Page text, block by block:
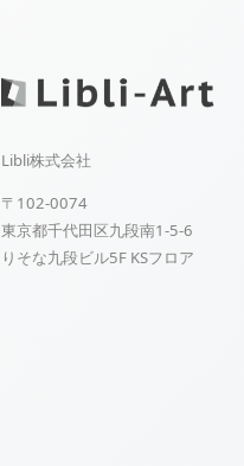
Libli株式会社
〒102-0074
東京都千代田区九段南1-5-6
りそな九段ビル5F KSフロア